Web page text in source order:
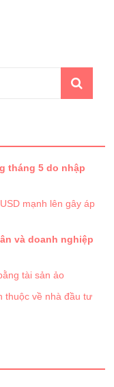
tháng 5 do nhập
mạnh lên gây áp
và doanh nghiệp
tài sản ảo
thuộc về nhà đầu tư